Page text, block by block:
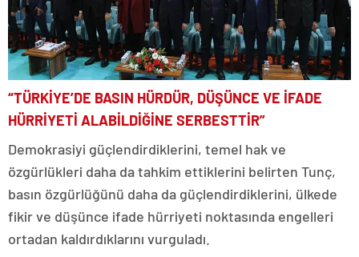
“TÜRKİYE’DE BASIN HÜRDÜR, DÜŞÜNCE VE İFADE
HÜRRİYETİ ALABİLDİĞİNE SERBESTTİR”
Demokrasiyi güçlendirdiklerini, temel hak ve
özgürlükleri daha da tahkim ettiklerini belirten Tunç,
basın özgürlüğünü daha da güçlendirdiklerini, ülkede
fikir ve düşünce ifade hürriyeti noktasında engelleri
ortadan kaldırdıklarını vurguladı.